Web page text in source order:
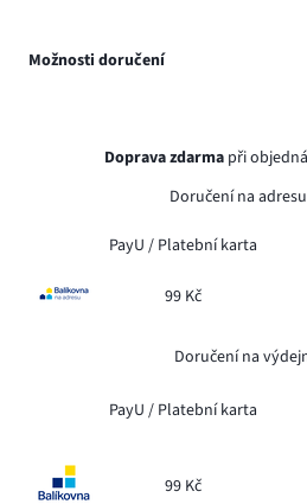
Možnosti doručení
Doprava zdarma při
Doručení na
PayU / Platební karta
99 Kč
Doručení na
PayU / Platební karta
99 Kč